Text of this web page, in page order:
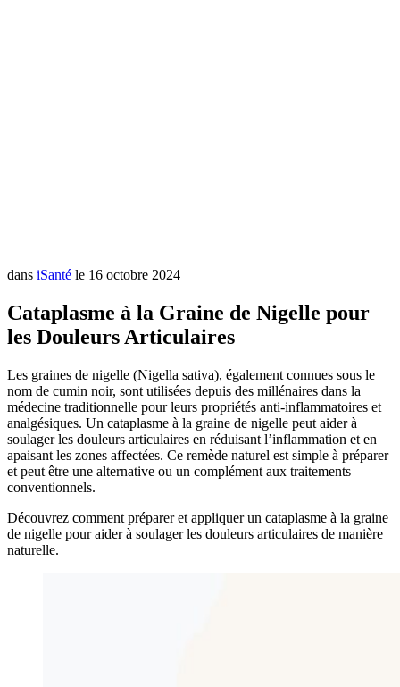
dans iSanté le 16 octobre 2024
Cataplasme à la Graine de Nigelle pour
les Douleurs Articulaires
Les graines de nigelle (Nigella sativa), également connues sous le
nom de cumin noir, sont utilisées depuis des millénaires dans la
médecine traditionnelle pour leurs propriétés anti-inflammatoires et
analgésiques. Un cataplasme à la graine de nigelle peut aider à
soulager les douleurs articulaires en réduisant l’inflammation et en
apaisant les zones affectées. Ce remède naturel est simple à préparer
et peut être une alternative ou un complément aux traitements
conventionnels.
Découvrez comment préparer et appliquer un cataplasme à la graine
de nigelle pour aider à soulager les douleurs articulaires de manière
naturelle.